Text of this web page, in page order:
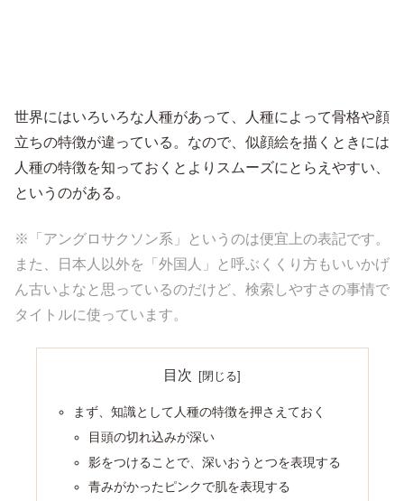
世界にはいろいろな人種があって、人種によって骨格や顔
立ちの特徴が違っている。なので、似顔絵を描くときには
人種の特徴を知っておくとよりスムーズにとらえやすい、
というのがある。
※「アングロサクソン系」というのは便宜上の表記です。
また、日本人以外を「外国人」と呼ぶくくり方もいいかげ
ん古いよなと思っているのだけど、検索しやすさの事情で
タイトルに使っています。
目次
まず、知識として人種の特徴を押さえておく
目頭の切れ込みが深い
影をつけることで、深いおうとつを表現する
青みがかったピンクで肌を表現する